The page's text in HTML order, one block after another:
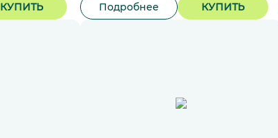
КУПИТЬ Подробнее КУПИТЬ